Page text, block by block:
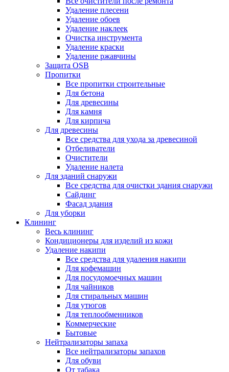
Удаление плесени
Удаление обоев
Удаление наклеек
Очистка инструмента
Удаление краски
Удаление ржавчины
Защита OSB
Пропитки
Все пропитки строительные
Для бетона
Для древесины
Для камня
Для кирпича
Для древесины
Все средства для ухода за древесиной
Отбеливатели
Очистители
Удаление налета
Для зданий снаружи
Все средства для очистки здания снаружи
Сайдинг
Фасад здания
Для уборки
Клининг
Весь клининг
Кондиционеры для изделий из кожи
Удаление накипи
Все средства для удаления накипи
Для кофемашин
Для посудомоечных машин
Для чайников
Для стиральных машин
Для утюгов
Для теплообменников
Коммерческие
Бытовые
Нейтрализаторы запаха
Все нейтрализаторы запахов
Для обуви
От табака